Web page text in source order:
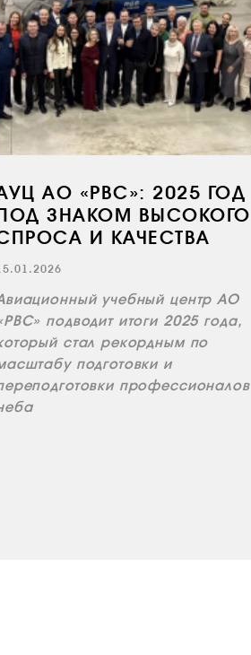
АО «РВС»: 2025 ГОД
ЗНАКОМ ВЫСОКОГО
И КАЧЕСТВА
учебный центр АО
подводит итоги 2025 года,
стал рекордным по
подготовки и
профессионалов